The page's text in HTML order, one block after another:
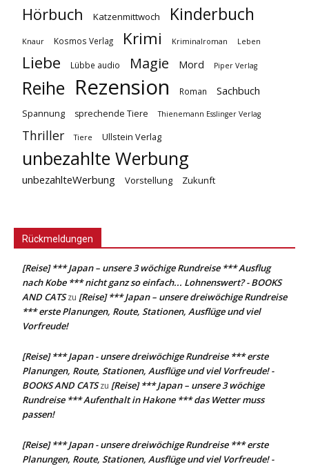
Hörbuch Katzenmittwoch Kinderbuch
Knaur Kosmos Verlag Krimi Kriminalroman Leben
Liebe Lübbe audio Magie Mord Piper Verlag
Reihe Rezension Roman Sachbuch
Spannung sprechende Tiere Thienemann Esslinger Verlag
Thriller Tiere Ullstein Verlag
unbezahlte Werbung
unbezahlteWerbung Vorstellung Zukunft
Rückmeldungen
[Reise] *** Japan – unsere 3 wöchige Rundreise *** Ausflug
nach Kobe *** nicht ganz so einfach... Lohnenswert? - BOOKS
AND CATSzu [Reise] *** Japan – unsere dreiwöchige Rundreise
*** erste Planungen, Route, Stationen, Ausflüge und viel
Vorfreude!
[Reise] *** Japan - unsere dreiwöchige Rundreise *** erste
Planungen, Route, Stationen, Ausflüge und viel Vorfreude! -
BOOKS AND CATSzu [Reise] *** Japan – unsere 3 wöchige
Rundreise *** Aufenthalt in Hakone *** das Wetter muss
passen!
[Reise] *** Japan - unsere dreiwöchige Rundreise *** erste
Planungen, Route, Stationen, Ausflüge und viel Vorfreude! -